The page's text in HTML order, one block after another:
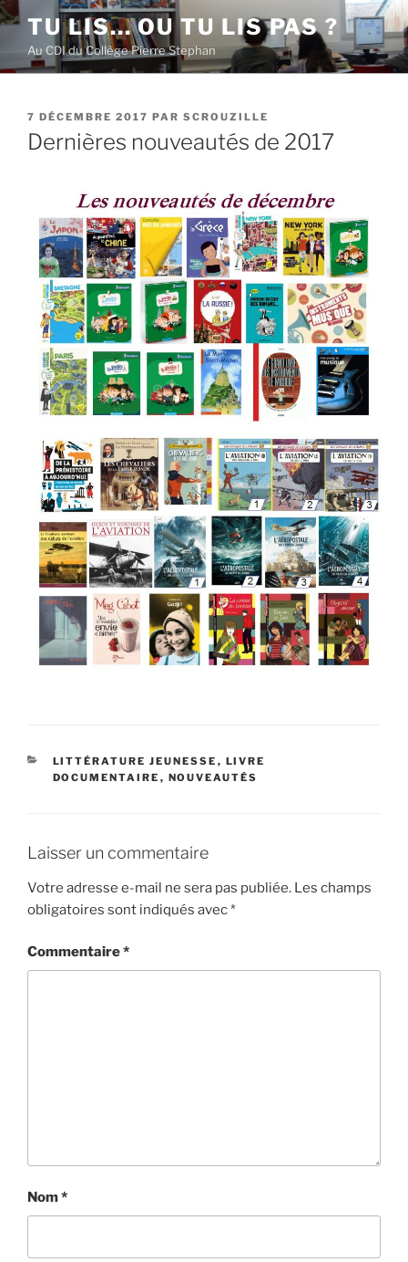
Aller
contenu
principal
TU LIS… OU TU LIS PAS ?
Au CDI du Collège Pierre Stephan
PUBLIÉ
LE
7 DÉCEMBRE 2017 PAR SCROUZILLE
Dernières nouveautés de 2017
CATÉGORIES
LITTÉRATURE JEUNESSE , LIVRE
DOCUMENTAIRE , NOUVEAUTÉS
Laisser un commentaire
Votre adresse e-mail ne sera pas publiée. Les champs
obligatoires sont indiqués avec*
Commentaire*
Nom*